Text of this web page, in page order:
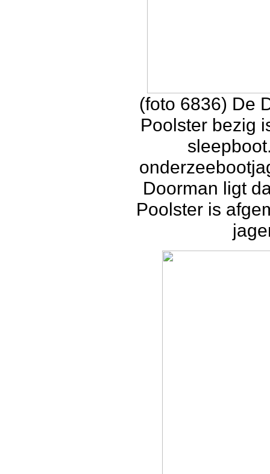
(foto 6836) De
Poolster bezig
Doorman ligt
Poolster is